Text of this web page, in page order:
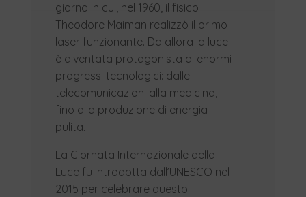
giorno in cui, nel 1960, il fisico
Theodore Maiman realizzò il primo
laser funzionante. Da allora la luce
è diventata protagonista di enormi
progressi tecnologici: dalle
telecomunicazioni alla medicina,
fino alla produzione di energia
pulita.
La Giornata Internazionale della
Luce fu introdotta dall’UNESCO nel
2015 per celebrare questo